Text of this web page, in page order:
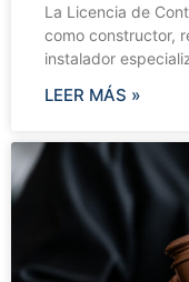
La Licencia de
como constructor,
instalador
LEER MÁS »